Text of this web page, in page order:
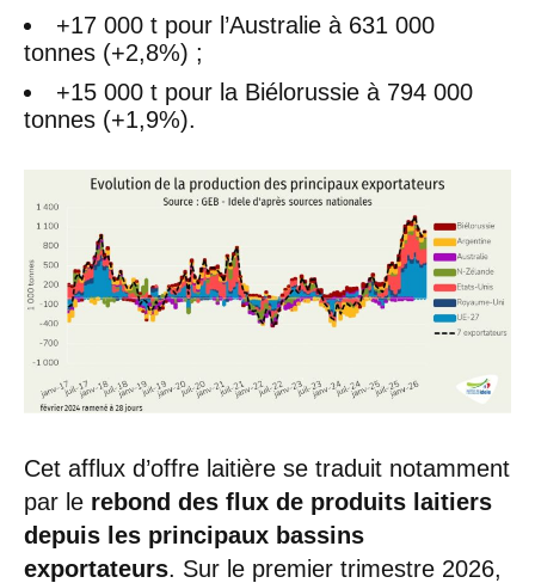
+17 000 t pour l’Australie à 631 000
tonnes (+2,8%) ;
+15 000 t pour la Biélorussie à 794 000
tonnes (+1,9%).
Cet afflux d’offre laitière se traduit notamment
par le rebond des flux de produits laitiers
depuis les principaux bassins
exportateurs. Sur le premier trimestre 2026,